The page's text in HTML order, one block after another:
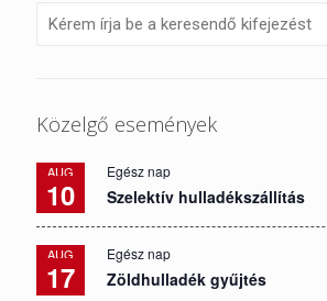
Közelgő események
AUG
10
Egész nap
Szelektív hulladékszállítás
AUG
17
Egész nap
Zöldhulladék gyűjtés